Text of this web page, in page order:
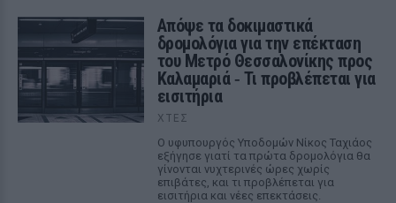
Απόψε τα δοκιμαστικά
δρομολόγια για την επέκταση
του Μετρό Θεσσαλονίκης προς
Καλαμαριά ‑ Τι προβλέπεται για
εισιτήρια
ΧΤΕΣ
Ο υφυπουργός Υποδομών Νίκος Ταχιάος
εξήγησε γιατί τα πρώτα δρομολόγια θα
γίνονται νυχτερινές ώρες χωρίς
επιβάτες, και τι προβλέπεται για
εισιτήρια και νέες επεκτάσεις.